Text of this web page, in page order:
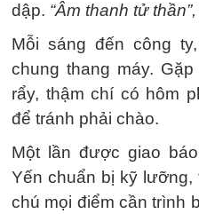
dập. “Âm thanh tử thần”,
Mỗi sáng đến công
chung thang máy.
rẩy, thậm chí có hôm
để tránh phải chào.
Một lần được giao
Yến chuẩn bị kỹ
chú mọi điểm cần trình